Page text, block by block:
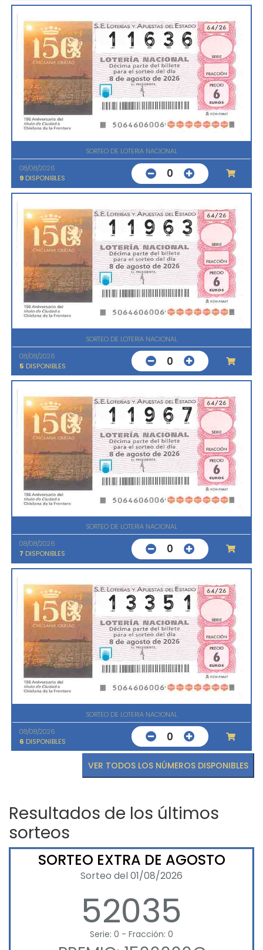
SORTEO DE LOTERIA NACIONAL
08/08/2026
9 DISPONIBLES 0
SORTEO DE LOTERIA NACIONAL
08/08/2026
5 DISPONIBLES 0
SORTEO DE LOTERIA NACIONAL
08/08/2026
7 DISPONIBLES 0
SORTEO DE LOTERIA NACIONAL
08/08/2026
6 DISPONIBLES 0
VER TODOS LOS NÚMEROS DISPONIBLES
Resultados de los últimos
sorteos
SORTEO EXTRA DE AGOSTO
Sorteo del 01/08/2026
52035
Serie: 0 - Fracción: 0